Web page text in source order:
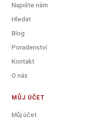
Napište nám
Hledat
Blog
Poradenství
Kontakt
O nás
MŮJ ÚČET
Můj účet